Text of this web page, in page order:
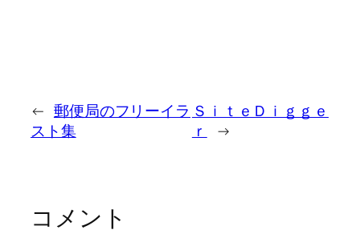
← 郵便局のフリーイラ
スト集
ＳｉｔｅＤｉｇｇｅ
ｒ
→
コメント